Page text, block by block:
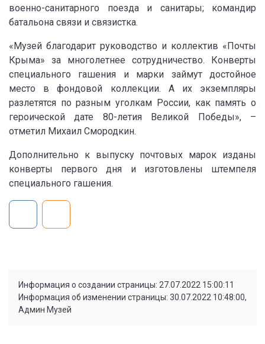
военно-санитарного поезда и санитары; командир
батальона связи и связистка.
«Музей благодарит руководство и коллектив «Почты
Крыма» за многолетнее сотрудничество. Конверты
специального гашения и марки займут достойное
место в фондовой коллекции. А их экземпляры
разлетятся по разным уголкам России, как память о
героической дате 80-летия Великой Победы», –
отметил Михаил Смородкин.
Дополнительно к выпуску почтовых марок изданы
конверты первого дня и изготовлены штемпеля
специального гашения.
Информация о создании страницы: 27.07.2022 15:00:11
Информация об изменении страницы: 30.07.2022 10:48:00,
Админ Музей